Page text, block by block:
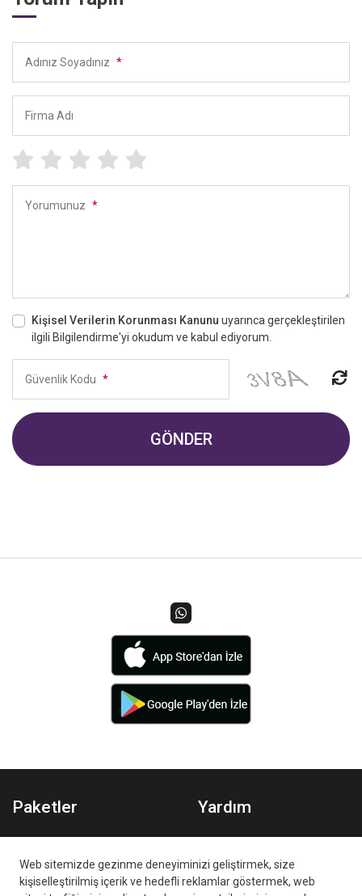
Web sitemizde gezinme deneyiminizi geliştirmek, size
kişiselleştirilmiş içerik ve hedefli reklamlar göstermek, web
Adınız Soyadınız *
Firma Adı
Yorumunuz *
Kişisel Verilerin Korunması Kanunu uyarınca gerçekleştirilen
ilgili Bilgilendirme'yi okudum ve kabul ediyorum.
Güvenlik Kodu *
GÖNDER
Paketler
Spor Paketi
Aile Paketi
Yardım
Planlar
İzleme Ortamları
Sıkça Sorulan Sorular